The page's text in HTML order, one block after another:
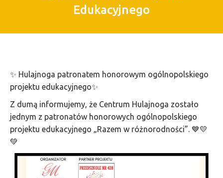
Edukacyjnego
✨ Hulajnoga patronatem honorowym ogólnopolskiego
projektu edukacyjnego✨
Z dumą informujemy, że Centrum Hulajnoga zostało
jednym z patronatów honorowych ogólnopolskiego
projektu edukacyjnego „Razem w różnorodności”. 💙💛
💚